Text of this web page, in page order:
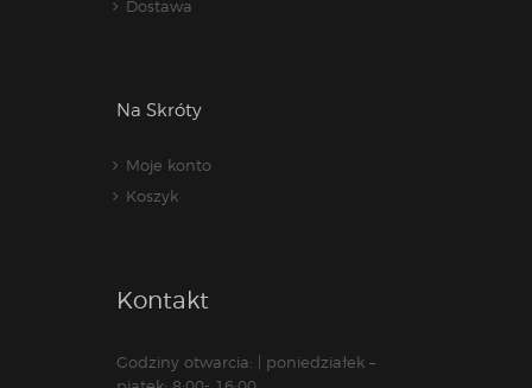
Dostawa
Na Skróty
Moje konto
Koszyk
Kontakt
Godziny otwarcia: | poniedziałek –